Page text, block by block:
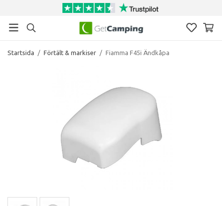
Startsida / Förtält & markiser / Fiamma F45i Ändkåpa